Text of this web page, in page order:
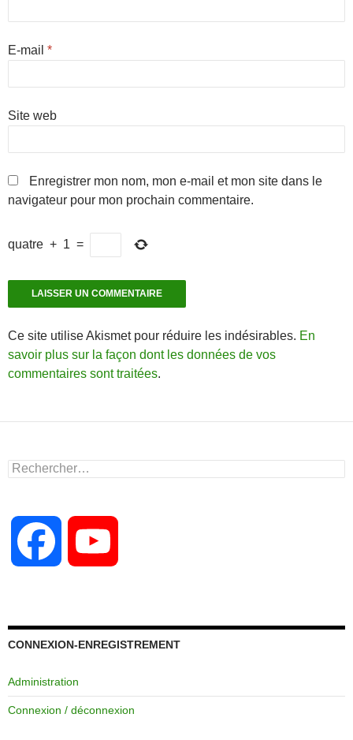
E-mail *
Site web
Enregistrer mon nom, mon e-mail et mon site dans le
navigateur pour mon prochain commentaire.
quatre + 1 =
Ce site utilise Akismet pour réduire les indésirables. En
savoir plus sur la façon dont les données de vos
commentaires sont traitées.
Rechercher :
c u
CONNEXION-ENREGISTREMENT
Administration
Connexion / déconnexion